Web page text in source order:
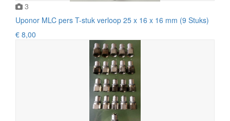
3
Uponor MLC pers T-stuk verloop 25 x 16 x 16 mm (9 Stuks)
€ 8,00